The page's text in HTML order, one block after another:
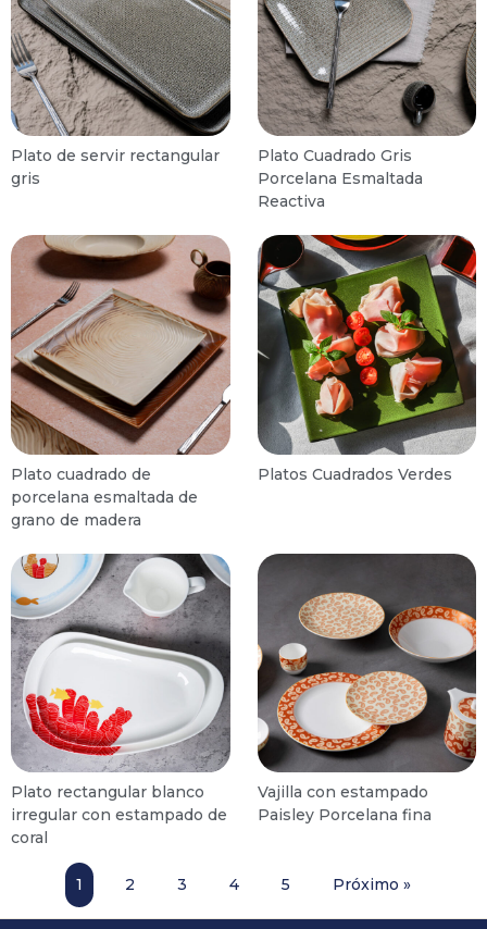
Plato de servir rectangular
gris
Plato Cuadrado Gris
Porcelana Esmaltada
Reactiva
Plato cuadrado de
porcelana esmaltada de
grano de madera
Platos Cuadrados Verdes
Plato rectangular blanco
irregular con estampado de
coral
Vajilla con estampado
Paisley Porcelana fina
1 2 3 4 5 Próximo »